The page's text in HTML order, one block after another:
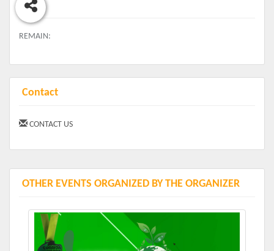
16:00 hs Abertura da arena
16:20 hs Aquecimento corrida
17:00 hs Largada da corrida 5km
18:00 hs Premiação
18:30 hs Encerramento do evento
Kit Geral:
desse evento imperdível. Venha fazer parte dessa
grande celebração do esporte e da superação!
REMAIN:
Contact
CONTACT US
OTHER EVENTS ORGANIZED BY THE ORGANIZER